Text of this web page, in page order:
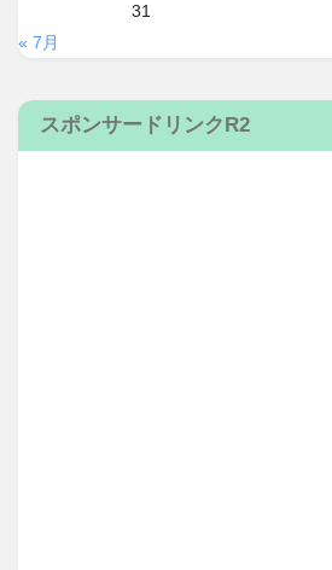
31
« 7月
スポンサードリンクR2